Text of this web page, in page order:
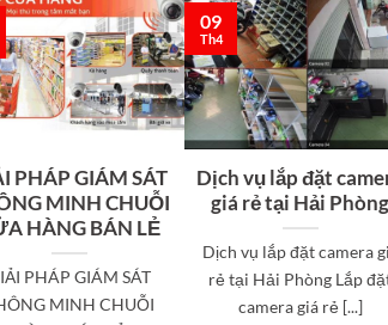
PHÁP GIÁM SÁT
MINH CHUỖI
HÀNG BÁN LẺ
PHÁP GIÁM SÁT
MINH CHUỖI
Dịch vụ lắp đặt
giá rẻ tại Hải Phòng
Dịch vụ lắp đặt camera
rẻ tại Hải Phòng Lắp
camera giá rẻ [...]
09
Th4